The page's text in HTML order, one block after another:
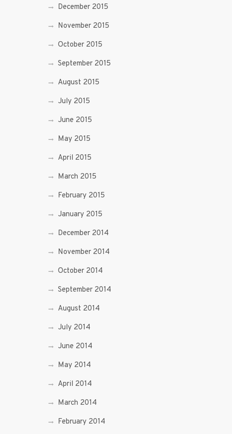
December 2015
November 2015
October 2015
September 2015
August 2015
July 2015
June 2015
May 2015
April 2015
March 2015
February 2015
January 2015
December 2014
November 2014
October 2014
September 2014
August 2014
July 2014
June 2014
May 2014
April 2014
March 2014
February 2014